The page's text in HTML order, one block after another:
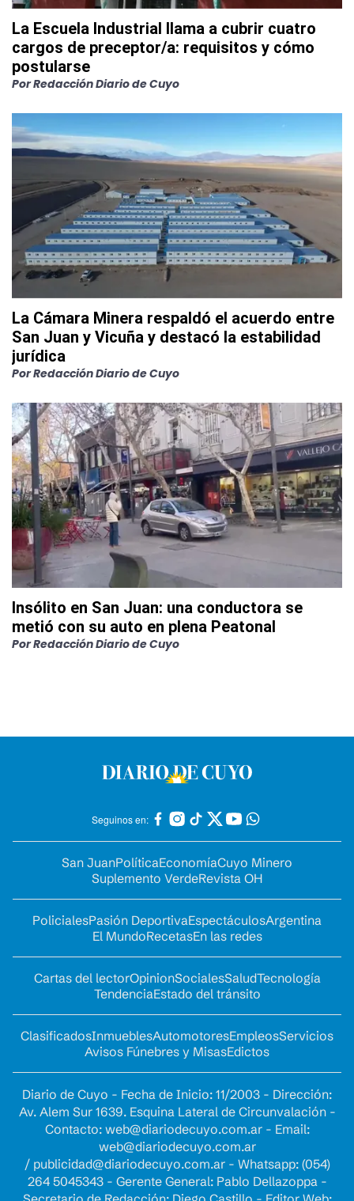
La Escuela Industrial llama a cubrir cuatro
cargos de preceptor/a: requisitos y cómo
postularse
PorRedacción Diario de Cuyo
La Cámara Minera respaldó el acuerdo entre
San Juan y Vicuña y destacó la estabilidad
jurídica
PorRedacción Diario de Cuyo
Insólito en San Juan: una conductora se
metió con su auto en plena Peatonal
PorRedacción Diario de Cuyo
Seguinos en:
San JuanPolíticaEconomíaCuyo Minero
Suplemento VerdeRevista OH
PolicialesPasión DeportivaEspectáculosArgentina
El MundoRecetasEn las redes
Cartas del lectorOpinionSocialesSaludTecnología
TendenciaEstado del tránsito
ClasificadosInmueblesAutomotoresEmpleosServicios
Avisos Fúnebres y MisasEdictos
Diario de Cuyo - Fecha de Inicio: 11/2003 - Dirección:
Av. Alem Sur 1639. Esquina Lateral de Circunvalación -
Contacto: web@diariodecuyo.com.ar- Email:
web@diariodecuyo.com.ar
/ publicidad@diariodecuyo.com.ar- Whatsapp: (054)
264 5045343 - Gerente General: Pablo Dellazoppa -